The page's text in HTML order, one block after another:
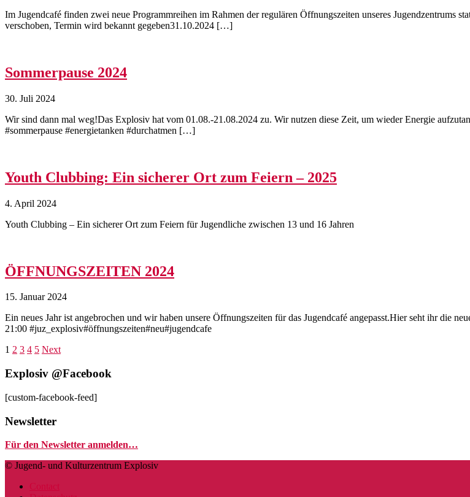
Im Jugendcafé finden zwei neue Programmreihen im Rahmen der regulären Öffnungszeiten unseres
verschoben, Termin wird bekannt gegeben31.10.2024 […]
Sommerpause 2024
30. Juli 2024
Wir sind dann mal weg!Das Explosiv hat vom 01.08.-21.08.2024 zu. Wir nutzen diese Zeit, um wieder Energie
#sommerpause #energietanken #durchatmen […]
Youth Clubbing: Ein sicherer Ort zum Feiern – 2025
4. April 2024
Youth Clubbing – Ein sicherer Ort zum Feiern für Jugendliche zwischen 13 und 16 Jahren
ÖFFNUNGSZEITEN 2024
15. Januar 2024
Ein neues Jahr ist angebrochen und wir haben unsere Öffnungszeiten für das Jugendcafé angepasst.Hier seht ihr die
21:00 #juz_explosiv#öffnungszeiten#neu#jugendcafe
1 2 3 4 5 Next
Explosiv @Facebook
[custom-facebook-feed]
Newsletter
Für den Newsletter anmelden…
© Jugend- und Kulturzentrum Explosiv
Contact